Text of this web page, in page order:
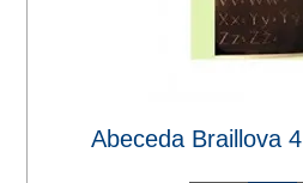
Abeceda Braillova